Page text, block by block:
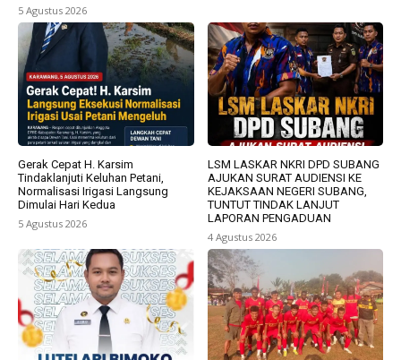
5 Agustus 2026
Gerak Cepat H. Karsim
Tindaklanjuti Keluhan Petani,
Normalisasi Irigasi Langsung
Dimulai Hari Kedua
5 Agustus 2026
LSM LASKAR NKRI DPD SUBANG
AJUKAN SURAT AUDIENSI KE
KEJAKSAAN NEGERI SUBANG,
TUNTUT TINDAK LANJUT
LAPORAN PENGADUAN
4 Agustus 2026